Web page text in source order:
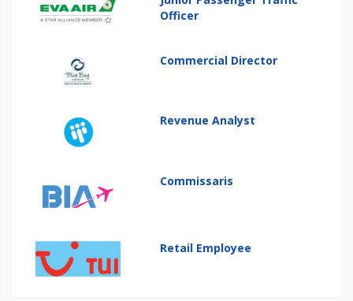
Officer
Commercial Director
Revenue Analyst
Commissaris
Retail Employee